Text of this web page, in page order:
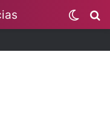
Switch
skin